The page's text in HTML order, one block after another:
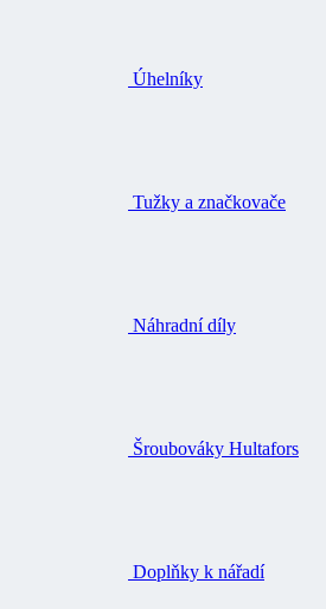
Úhelníky
Tužky a značkovače
Náhradní díly
Šroubováky Hultafors
Doplňky k nářadí